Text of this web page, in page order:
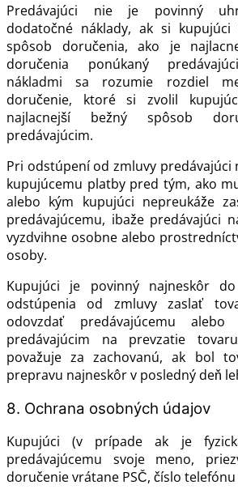
Predávajúci nie je povinný
dodatočné náklady, ak si kupujúci
spôsob doručenia, ako je
doručenia ponúkaný
nákladmi sa rozumie rozdiel
doručenie, ktoré si zvolil
najlacnejší bežný spôsob
predávajúcim.
Pri odstúpení od zmluvy predávajúci
kupujúcemu platby pred tým, ako
alebo kým kupujúci nepreukáže
predávajúcemu, ibaže predávajúci
vyzdvihne osobne alebo
osoby.
Kupujúci je povinný najneskôr
odstúpenia od zmluvy zaslať
odovzdať predávajúcemu alebo
predávajúcim na prevzatie
považuje za zachovanú, ak bol
prepravu najneskôr v posledný deň
8. Ochrana osobných údajov
Kupujúci (v prípade ak je
predávajúcemu svoje meno,
doručenie vrátane PSČ, číslo